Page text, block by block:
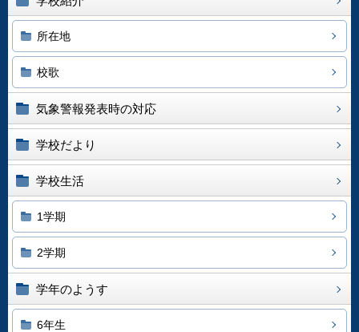
所在地
校歌
気象警報発表時の対応
学校だより
学校生活
1学期
2学期
学年のようす
6年生